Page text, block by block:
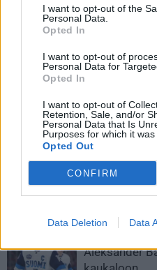
I want to opt-out of the
Personal Data.
Opted In
I want to opt-out of
Personal Data for
Opted In
I want to opt-out of
Retention, Sale, and/or
Personal Data that Is
Purposes for which it was
Opted Out
CONFIRM
Data Deletion Data
Ruotsin huonot uutiset jatkuvat
– Nils Lundkvistin kisat ohi
LIITTYVÄT ARTIKKELIT
Aleksander